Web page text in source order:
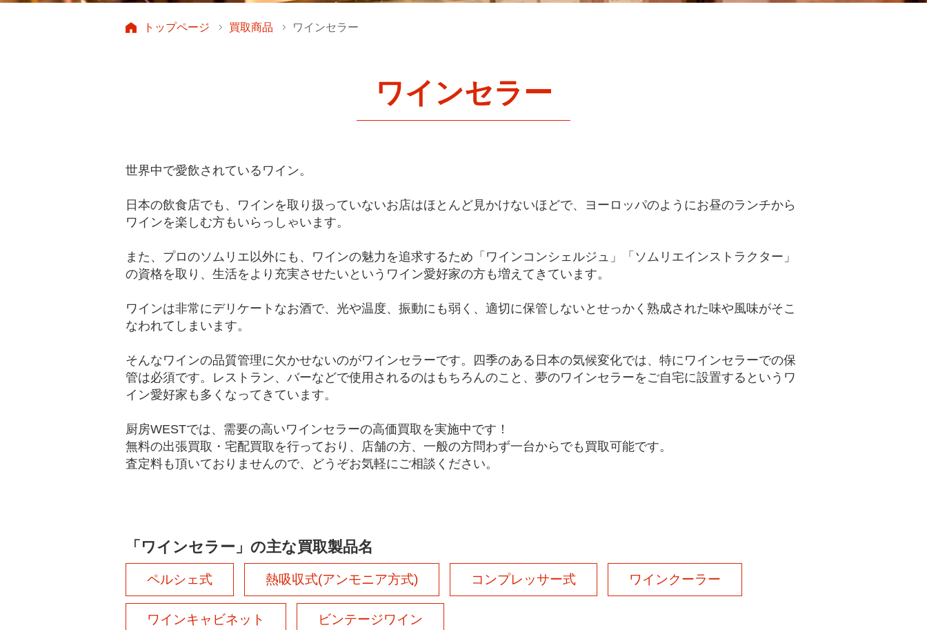
トップページ 買取商品 ワインセラー
ワインセラー
世界中で愛飲されているワイン。
日本の飲食店でも、ワインを取り扱っていないお店はほとんど見かけないほどで、ヨーロッパのようにお昼のランチから
ワインを楽しむ方もいらっしゃいます。
また、プロのソムリエ以外にも、ワインの魅力を追求するため「ワインコンシェルジュ」「ソムリエインストラクター」
の資格を取り、生活をより充実させたいというワイン愛好家の方も増えてきています。
ワインは非常にデリケートなお酒で、光や温度、振動にも弱く、適切に保管しないとせっかく熟成された味や風味がそこ
なわれてしまいます。
そんなワインの品質管理に欠かせないのがワインセラーです。四季のある日本の気候変化では、特にワインセラーでの保
管は必須です。レストラン、バーなどで使用されるのはもちろんのこと、夢のワインセラーをご自宅に設置するというワ
イン愛好家も多くなってきています。
厨房WESTでは、需要の高いワインセラーの高価買取を実施中です！
無料の出張買取・宅配買取を行っており、店舗の方、一般の方問わず一台からでも買取可能です。
査定料も頂いておりませんので、どうぞお気軽にご相談ください。
「ワインセラー」の主な買取製品名
ペルシェ式 熱吸収式(アンモニア方式) コンプレッサー式 ワインクーラー
ワインキャビネット ビンテージワイン